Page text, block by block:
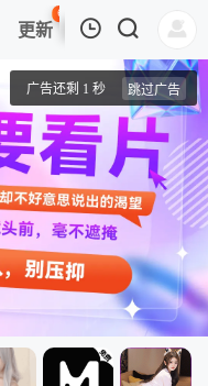
更新
66
热榜 APP
20260809(第6期高分舞台)